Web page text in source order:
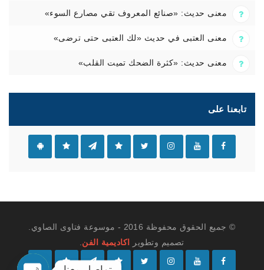
معنى حديث: «صنائع المعروف تقي مصارع السوء»
معنى العتبى في حديث «لك العتبى حتى ترضى»
معنى حديث: «كثرة الضحك تميت القلب»
تابعنا على
© جميع الحقوق محفوظة 2016 - موسوعة فتاوى الصاوي.
تصميم وتطوير
اكاديمية الفن